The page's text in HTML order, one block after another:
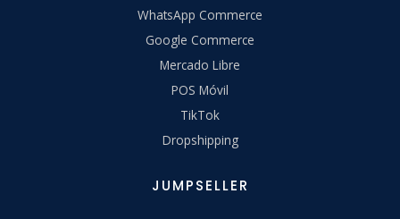
WhatsApp Commerce
Google Commerce
Mercado Libre
POS Móvil
TikTok
Dropshipping
JUMPSELLER